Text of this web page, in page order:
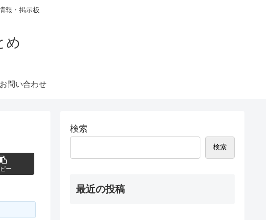
報・掲示板
め
お問い合わせ
ー
検索
検索
最近の投稿